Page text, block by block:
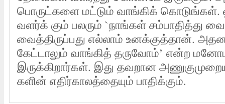
பொருட்களை மட்டும் வாங்கிக் கொடுங்கள்.
வளர்க் கும் பலரும் `நாங்கள் சம்பாதித்து
வைத்திருப்பது எல்லாம் உனக்குத்தான்.
கேட்டாலும் வாங்கித் தருவோம்’ என்ற
இருக்கிறார்கள். இது தவறான
களின் எதிர்காலத்தையும் பாதிக்கும்.